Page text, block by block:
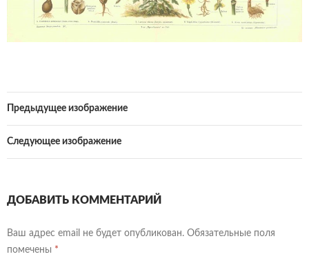
Предыдущее изображение
Следующее изображение
ДОБАВИТЬ КОММЕНТАРИЙ
Ваш адрес email не будет опубликован. Обязательные поля
помечены *